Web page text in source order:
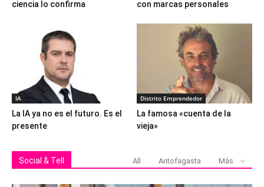
ciencia lo confirma
con marcas personales
IA
La IA ya no es el futuro. Es el
presente
Distrito Emprendedor
La famosa «cuenta de la
vieja»
Social & Tell All Antofagasta Más